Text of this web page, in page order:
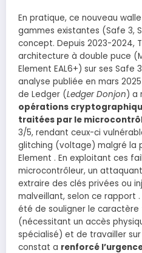
En pratique, ce nouveau
gammes existantes (Safe 3,
concept. Depuis 2023-2024,
architecture à double puce
Element EAL6+) sur ses Safe
analyse publiée en mars
de Ledger (Ledger Donjon) a
opérations
traitées par le
3/5, rendant ceux-ci
glitching (voltage) malgré la
Element . En exploitant ces
microcontrôleur, un
extraire des clés privées ou
malveillant, selon ce rapport
été de souligner le caractère
(nécessitant un accès
spécialisé) et de travailler
constat a renforcé